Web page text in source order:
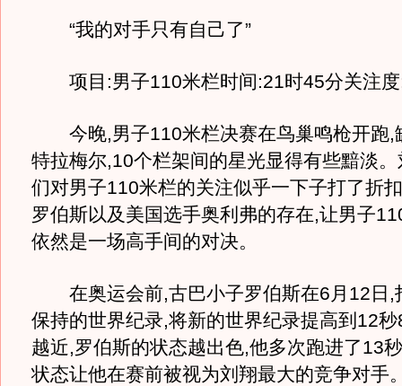
“我的对手只有自己了”
项目:男子110米栏时间:21时45分关
今晚,男子110米栏决赛在鸟巢鸣枪开跑,
特拉梅尔,10个栏架间的星光显得有些黯淡
们对男子110米栏的关注似乎一下子打了折
罗伯斯以及美国选手奥利弗的存在,让男子
依然是一场高手间的对决。
在奥运会前,古巴小子罗伯斯在6月12日,
保持的世界纪录,将新的世界纪录提高到12
越近,罗伯斯的状态越出色,他多次跑进了13
状态让他在赛前被视为刘翔最大的竞争对手